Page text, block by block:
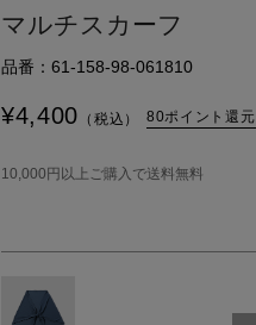
マルチスカーフ
品番：61-158-98-061810
¥4,400 （税込） 80ポイント還元
10,000円以上ご購入で送料無料